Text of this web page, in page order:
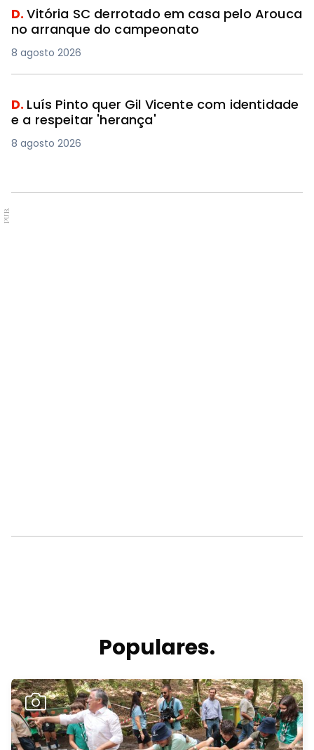
D.Vitória SC derrotado em casa pelo Arouca
no arranque do campeonato
8 agosto 2026
D. Luís Pinto quer Gil Vicente com identidade
e a respeitar 'herança'
8 agosto 2026
PUB.
Populares.